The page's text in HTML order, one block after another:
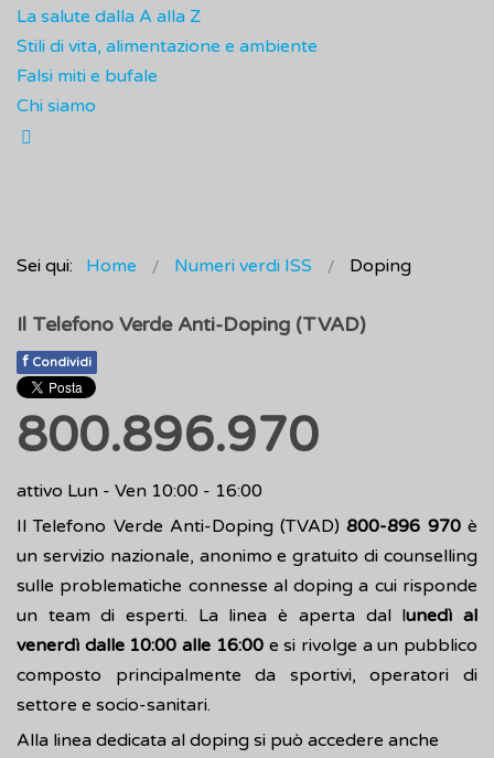
La salute dalla A alla Z
Stili di vita, alimentazione e ambiente
Falsi miti e bufale
Chi siamo
Sei qui: Home Numeri verdi ISS Doping
Il Telefono Verde Anti-Doping (TVAD)
f Condividi
800.896.970
attivo Lun - Ven 10:00 - 16:00
Il Telefono Verde Anti-Doping (TVAD)800-896 970è
un servizio nazionale, anonimo e gratuito di counselling
sulle problematiche connesse al doping a cui risponde
un team di esperti. La linea è aperta dal lunedì al
venerdì dalle 10:00 alle 16:00e si rivolge a un pubblico
composto principalmente da sportivi, operatori di
settore e socio-sanitari.
Alla linea dedicata al doping si può accedere anche